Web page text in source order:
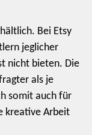
Bei Etsy
jeglicher
nicht bieten. Die
als je
somit auch für
kreative Arbeit